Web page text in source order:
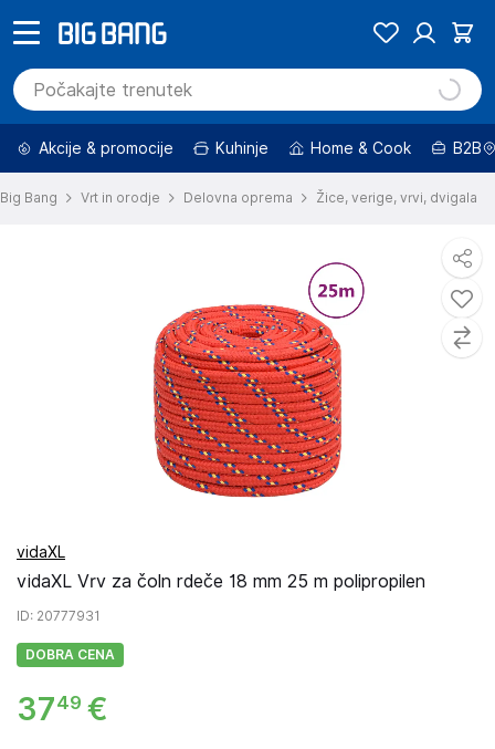
Akcije & promocije Kuhinje Home & Cook B2B
Big Bang Vrt in orodje Delovna oprema Žice, verige, vrvi, dvigala
vidaXL
vidaXL Vrv za čoln rdeče 18 mm 25 m polipropilen
ID: 20777931
DOBRA CENA
3749 €